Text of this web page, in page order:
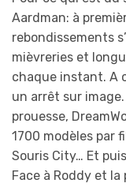
Aardman: à
rebondissements
mièvreries et
chaque instant. A
un arrêt sur
prouesse,
1700 modèles par
Souris City… Et
Face à Roddy et